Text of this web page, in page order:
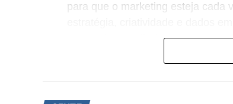
para que o marketing esteja cada
Fernanda Beneli Vicente.
A executiva possui mais de 20
comunicação egrowth. Antes de
Madero, onde liderou iniciativas de